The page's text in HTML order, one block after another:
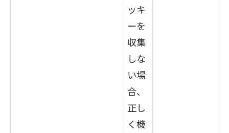
ッキ
ーを
収集
しな
い場
合、
正し
く機